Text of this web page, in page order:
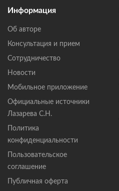
Информация
Об авторе
Консультация и прием
Сотрудничество
Новости
Мобильное приложение
Официальные источники
Лазарева С.Н.
Политика
конфиденциальности
Пользовательское
соглашение
Публичная оферта